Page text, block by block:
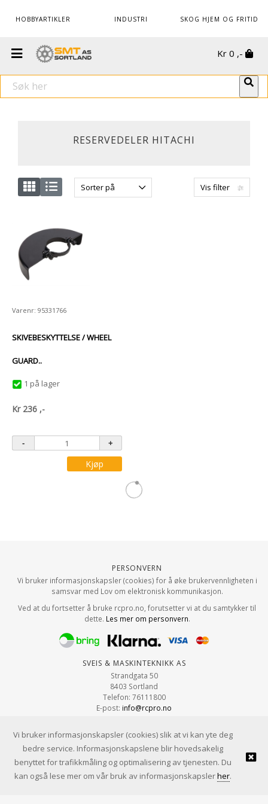
HOBBYARTIKLER INDUSTRI SKOG HJEM OG FRITID
Kr 0 ,-
RESERVEDELER HITACHI
Vis filter
Sorter på
Varenr: 95331766
SKIVEBESKYTTELSE / WHEEL
GUARD..
1 på lager
Kr 236 ,-
Kjøp
Personvern
Vi bruker informasjonskapsler (cookies) for å øke brukervennligheten i
samsvar med Lov om elektronisk kommunikasjon.
Ved at du fortsetter å bruke rcpro.no, forutsetter vi at du samtykker til
dette. Les mer om personvern.
Sveis & Maskinteknikk AS
Strandgata 50
8403 Sortland
Telefon: 76111800
E-post: info@rcpro.no
© Sveis & Maskinteknikk AS |Design&implementasjon av Kréatif
Vi bruker informasjonskapsler (cookies) slik at vi kan yte deg
bedre service. Informasjonskapslene blir hovedsakelig
benyttet for trafikkmåling og optimalisering av tjenesten. Du
kan også lese mer om vår bruk av informasjonskapslerher.